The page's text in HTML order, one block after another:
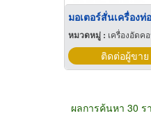
มอเตอร์สั่นเครื่องท่อ
หมวดหมู่ : เครื่องอัดคอนกรีตบล็อก
ติดต่อผู้ขาย
ผลการค้นหา 30